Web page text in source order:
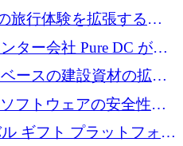
けて 430 万ポンドを調
旅行体験を拡張するた
得
ター会社 Pure DC が欧
億ドルを確保
ースの建設資材の拡大
フトウェアの安全性を
万ドルを調達
ギフト プラットフォー